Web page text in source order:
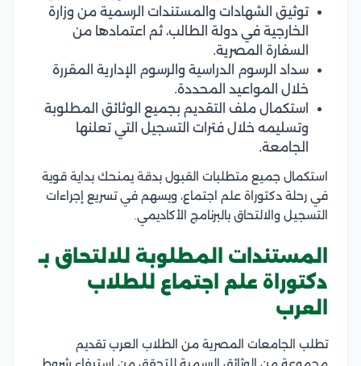
توثيق الشهادات والمستندات الرسمية من وزارة
الخارجية في دولة الطالب، ثم اعتمادها من
السفارة المصرية.
سداد الرسوم الدراسية والرسوم الإدارية المقررة
خلال المواعيد المحددة.
استكمال ملف التقديم بجميع الوثائق المطلوبة
وتسليمه خلال فترات التسجيل التي تعلنها
الجامعة.
استكمال جميع متطلبات القبول بدقة يمنحك بداية قوية
في رحلة دكتوراة علم اجتماع، ويسهم في تسريع إجراءات
التسجيل والالتحاق بالبرنامج الأكاديمي.
المستندات المطلوبة للالتحاق بـ
دكتوراة علم اجتماع للطلاب
العرب
تطلب الجامعات المصرية من الطلاب العرب تقديم